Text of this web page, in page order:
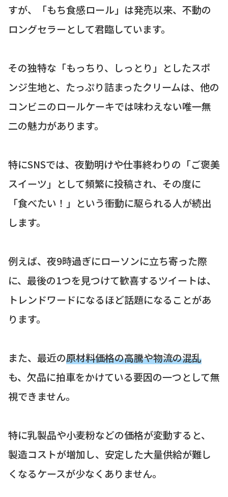
すが、「もち食感ロール」は発売以来、不動の
ロングセラーとして君臨しています。
その独特な「もっちり、しっとり」としたスポ
ンジ生地と、たっぷり詰まったクリームは、他の
コンビニのロールケーキでは味わえない唯一無
二の魅力があります。
特にSNSでは、夜勤明けや仕事終わりの「ご褒美
スイーツ」として頻繁に投稿され、その度に
「食べたい！」という衝動に駆られる人が続出
します。
例えば、夜9時過ぎにローソンに立ち寄った際
に、最後の1つを見つけて歓喜するツイートは、
トレンドワードになるほど話題になることがあ
ります。
また、最近の原材料価格の高騰や物流の混乱
も、欠品に拍車をかけている要因の一つとして無
視できません。
特に乳製品や小麦粉などの価格が変動すると、
製造コストが増加し、安定した大量供給が難し
くなるケースが少なくありません。